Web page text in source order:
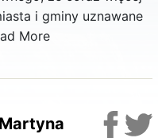
i gminy uznawane
More
Martyna